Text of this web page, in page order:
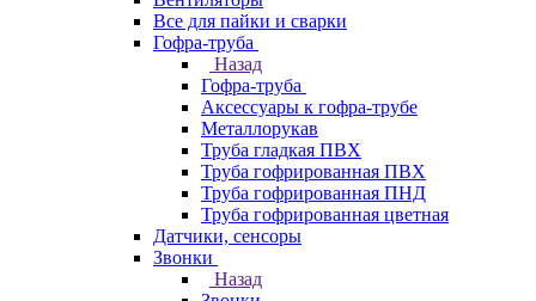
Все для пайки и сварки
Гофра-труба
Назад
Гофра-труба
Аксессуары к гофра-трубе
Металлорукав
Труба гладкая ПВХ
Труба гофрированная ПВХ
Труба гофрированная ПНД
Труба гофрированная цветная
Датчики, сенсоры
Звонки
Назад